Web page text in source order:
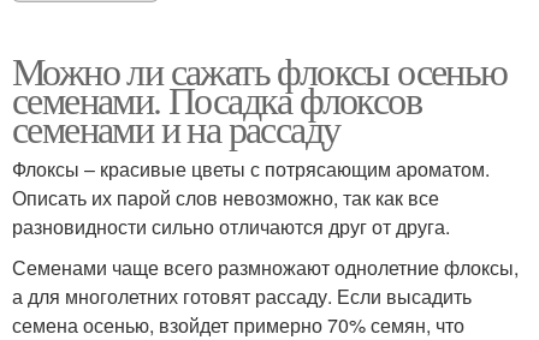
Можно ли сажать флоксы осенью
семенами. Посадка флоксов
семенами и на рассаду
Флоксы – красивые цветы с потрясающим ароматом.
Описать их парой слов невозможно, так как все
разновидности сильно отличаются друг от друга.
Семенами чаще всего размножают однолетние флоксы,
а для многолетних готовят рассаду. Если высадить
семена осенью, взойдет примерно 70% семян, что